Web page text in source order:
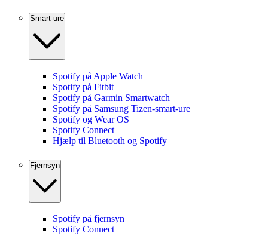
Smart-ure
Spotify på Apple Watch
Spotify på Fitbit
Spotify på Garmin Smartwatch
Spotify på Samsung Tizen-smart-ure
Spotify og Wear OS
Spotify Connect
Hjælp til Bluetooth og Spotify
Fjernsyn
Spotify på fjernsyn
Spotify Connect